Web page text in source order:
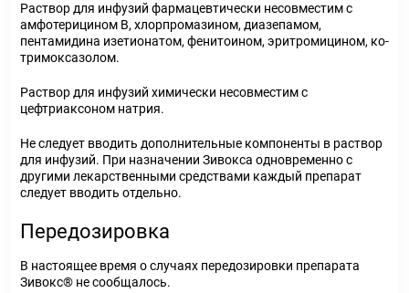
Раствор для инфузий фармацевтически несовместим с
амфотерицином В, хлорпромазином, диазепамом,
пентамидина изетионатом, фенитоином, эритромицином, ко-
тримоксазолом.
Раствор для инфузий химически несовместим с
цефтриаксоном натрия.
Не следует вводить дополнительные компоненты в раствор
для инфузий. При назначении Зивокса одновременно с
другими лекарственными средствами каждый препарат
следует вводить отдельно.
Передозировка
В настоящее время о случаях передозировки препарата
Зивокс® не сообщалось.